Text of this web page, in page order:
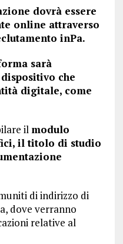
dovrà essere
online attraverso
inPa.
sarà
che
digitale, come
il modulo
il titolo di studio
di indirizzo di
dove verranno
relative al